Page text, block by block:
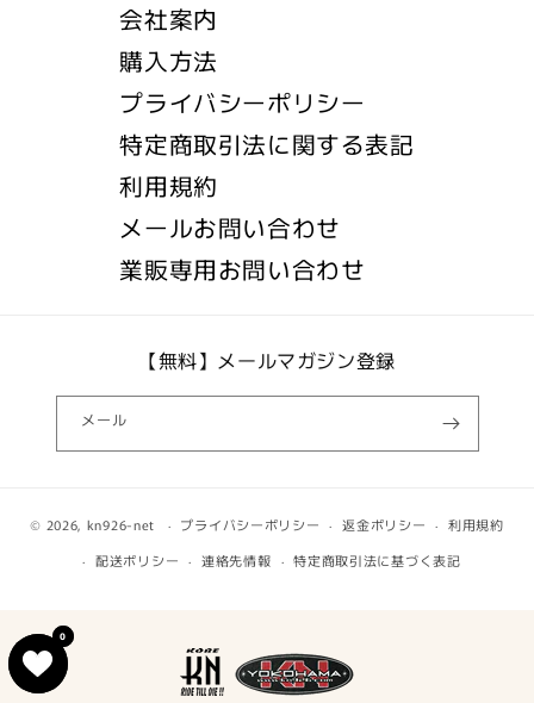
会社案内
購入方法
プライバシーポリシー
特定商取引法に関する表記
利用規約
メールお問い合わせ
業販専用お問い合わせ
【無料】メールマガジン登録
メール
© 2026, kn926-net プライバシーポリシー 返金ポリシー
利用規約
配送ポリシー
連絡先情報 特定商取引法に基づく表記
0
0